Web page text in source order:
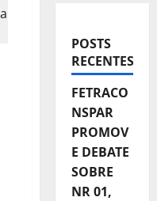
POSTS
RECENTES
FETRACO
NSPAR
PROMOV
E DEBATE
SOBRE
NR 01,